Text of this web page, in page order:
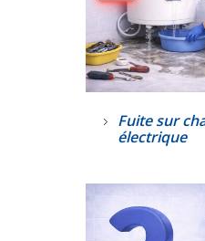
Fuite sur
électrique